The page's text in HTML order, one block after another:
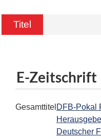
Titel
E-Zeitschrift
Gesamttitel DFB-Pokal
Deutscher